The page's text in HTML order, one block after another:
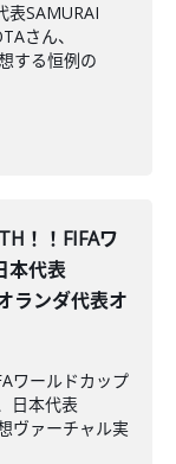
表SAMURAI
さん、
する恒例の
！！FIFAワ
本代表
ランダ代表オ
ワールドカップ
日本代表
ヴァーチャル実